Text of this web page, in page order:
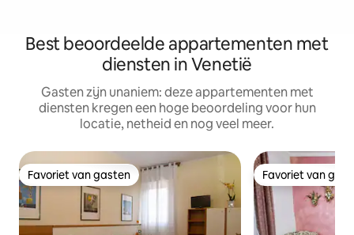
Best beoordeelde appartementen met
diensten in Venetië
Gasten zijn unaniem: deze appartementen met
diensten kregen een hoge beoordeling voor hun
locatie, netheid en nog veel meer.
Favoriet van gasten
Favoriet van gasten Favoriet van
Favoriet van